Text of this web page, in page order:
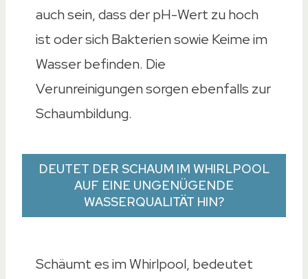
auch sein, dass der pH-Wert zu hoch
ist oder sich Bakterien sowie Keime im
Wasser befinden. Die
Verunreinigungen sorgen ebenfalls zur
Schaumbildung.
DEUTET DER SCHAUM IM WHIRLPOOL
AUF EINE UNGENÜGENDE
WASSERQUALITÄT HIN?
Schäumt es im Whirlpool, bedeutet